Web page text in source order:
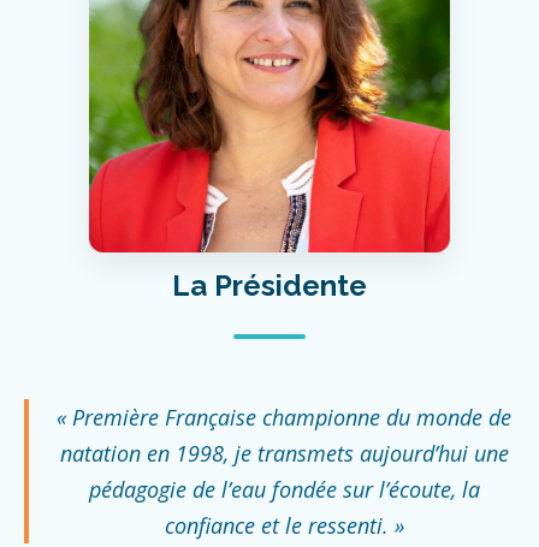
La Présidente
« Première Française championne du monde de
natation en 1998, je transmets aujourd’hui une
pédagogie de l’eau fondée sur l’écoute, la
confiance et le ressenti. »